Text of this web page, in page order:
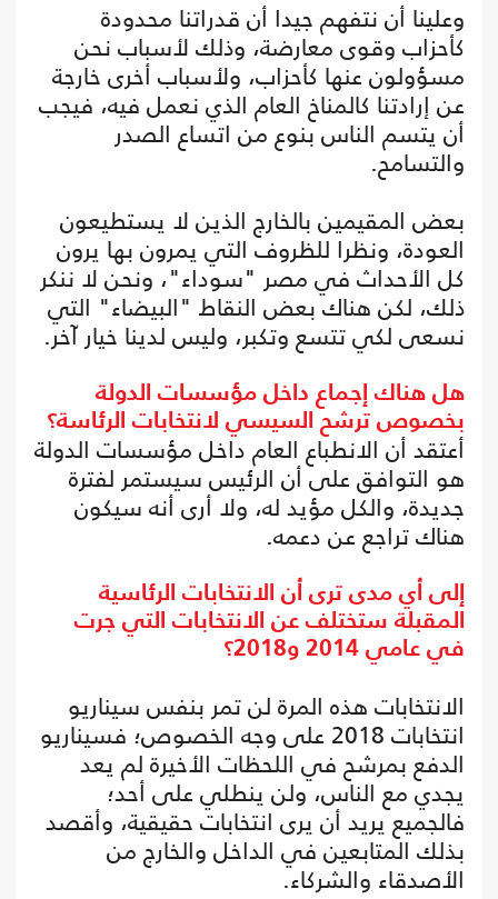
وعلينا أن نتفهم جيدا أن قدراتنا محدودة
كأحزاب وقوى معارضة، وذلك لأسباب نحن
مسؤولون عنها كأحزاب، ولأسباب أخرى خارجة
عن إرادتنا كالمناخ العام الذي نعمل فيه، فيجب
أن يتسم الناس بنوع من اتساع الصدر
والتسامح.
بعض المقيمين بالخارج الذين لا يستطيعون
العودة، ونظرا للظروف التي يمرون بها يرون
كل الأحداث في مصر "سوداء"، ونحن لا ننكر
ذلك، لكن هناك بعض النقاط "البيضاء" التي
نسعى لكي تتسع وتكبر، وليس لدينا خيار آخر.
هل هناك إجماع داخل مؤسسات الدولة
بخصوص ترشح السيسي لانتخابات الرئاسة؟
أعتقد أن الانطباع العام داخل مؤسسات الدولة
هو التوافق على أن الرئيس سيستمر لفترة
جديدة، والكل مؤيد له، ولا أرى أنه سيكون
هناك تراجع عن دعمه.
إلى أي مدى ترى أن الانتخابات الرئاسية
المقبلة ستختلف عن الانتخابات التي جرت
في عامي 2014 و2018؟
الانتخابات هذه المرة لن تمر بنفس سيناريو
انتخابات 2018 على وجه الخصوص؛ فسيناريو
الدفع بمرشح في اللحظات الأخيرة لم يعد
يجدي مع الناس، ولن ينطلي على أحد؛
فالجميع يريد أن يرى انتخابات حقيقية، وأقصد
بذلك المتابعين في الداخل والخارج من
الأصدقاء والشركاء.